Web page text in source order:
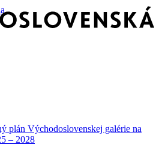
plán Východoslovenskej galérie na
– 2028